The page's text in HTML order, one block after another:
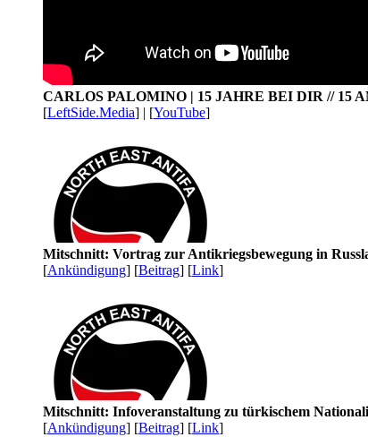
CARLOS PALOMINO | 15 JAHRE BEI DIR // 15
[LeftSide.Media] | [YouTube]
Mitschnitt: Vortrag zur Antikriegsbewegung in
[Ankündigung] [Beitrag] [Link]
Mitschnitt: Infoveranstaltung zu türkischem
[Ankündigung] [Beitrag] [Link]